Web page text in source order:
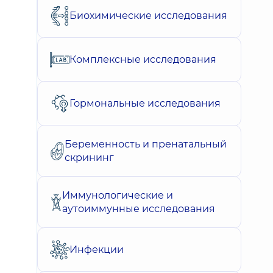
Биохимические исследования
Комплексные исследования
Гормональные исследования
Беременность и пренатальный
скрининг
Иммунологические и
аутоиммунные исследования
Инфекции